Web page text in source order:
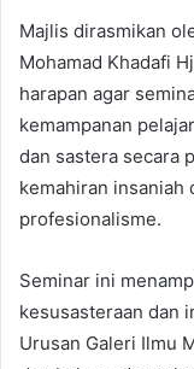
Majlis dirasmikan
Mohamad Khadafi
harapan agar
kemampanan
dan sastera secara
kemahiran insaniah
profesionalisme.
Seminar ini
kesusasteraan dan
Urusan Galeri Ilmu